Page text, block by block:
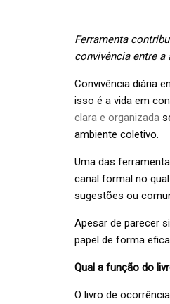
Ferramenta
convivência entre
Convivência diária
isso é a vida em
clara e organizada
ambiente coletivo.
Uma das
canal formal no
sugestões ou
Apesar de parecer
papel de forma
Qual a função do
O livro de